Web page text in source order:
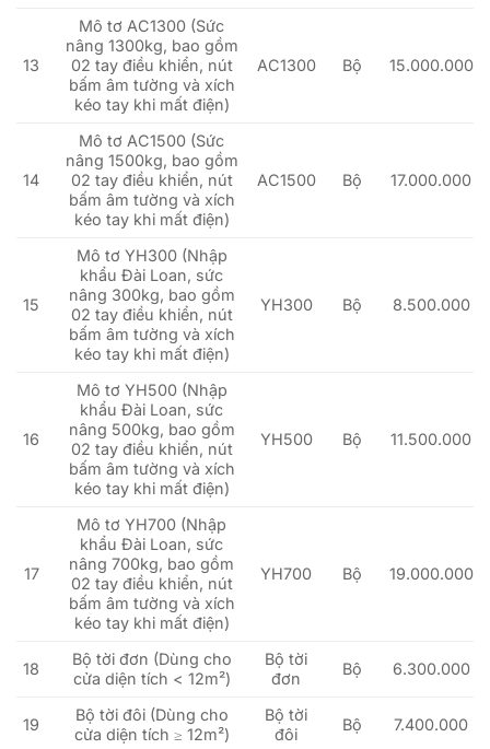
13
Mô tơ AC1300 (Sức
nâng 1300kg, bao gồm
02 tay điều khiển, nút
bấm âm tường và xích
kéo tay khi mất điện)
AC1300 Bộ 15.000.000
14
Mô tơ AC1500 (Sức
nâng 1500kg, bao gồm
02 tay điều khiển, nút
bấm âm tường và xích
kéo tay khi mất điện)
AC1500 Bộ 17.000.000
15
Mô tơ YH300 (Nhập
khẩu Đài Loan, sức
nâng 300kg, bao gồm
02 tay điều khiển, nút
bấm âm tường và xích
kéo tay khi mất điện)
YH300 Bộ 8.500.000
16
Mô tơ YH500 (Nhập
khẩu Đài Loan, sức
nâng 500kg, bao gồm
02 tay điều khiển, nút
bấm âm tường và xích
kéo tay khi mất điện)
YH500 Bộ 11.500.000
17
Mô tơ YH700 (Nhập
khẩu Đài Loan, sức
nâng 700kg, bao gồm
02 tay điều khiển, nút
bấm âm tường và xích
kéo tay khi mất điện)
YH700 Bộ 19.000.000
18
Bộ tời đơn (Dùng cho
cửa diện tích < 12m²)
Bộ tời
đơn
Bộ 6.300.000
19
Bộ tời đôi (Dùng cho
cửa diện tích ≥ 12m²)
Bộ tời
đôi
Bộ 7.400.000